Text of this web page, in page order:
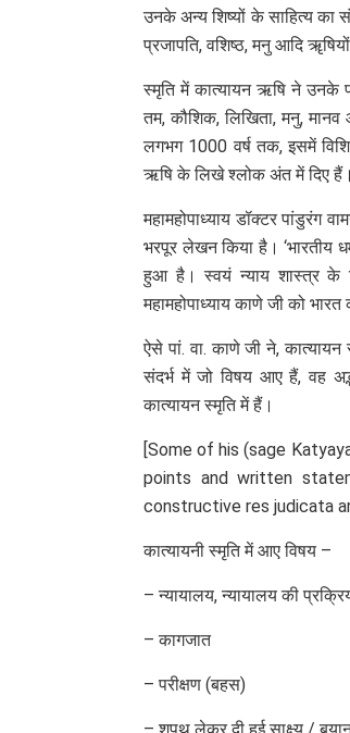
उनके अन्य शिष्यों के साहित्य
प्रजापति, वशिष्ठ, मनु आदि
स्मृति में कात्यायन ऋषि ने उनके
तम, कौशिक, लिखिता, मनु, मानव
लगभग 1000 वर्ष तक, इसमें
ऋषि के लिखे श्लोक अंत में दिए हैं।
महामहोपाध्याय डॉक्टर पांडुरंग
भरपूर लेखन किया है। ‘भारतीय
हुआ है। स्वयं न्याय शास्त्र के
महामहोपाध्याय काणे जी को भारत
ऐसे पां. वा. काणे जी ने,
संदर्भ में जो विषय आए हैं, वह
कात्यायन स्मृति में हैं।
[Some of his (sage
points and written
constructive res judicata
कात्यायनी स्मृति में आए विषय –
– न्यायालय, न्यायालय की
– कागजात
– परीक्षण (बहस)
– शपथ लेकर दी हुई साक्ष्य /